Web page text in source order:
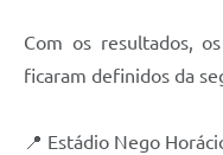
Com os resultados,
ficaram definidos da
📍 Estádio Nego